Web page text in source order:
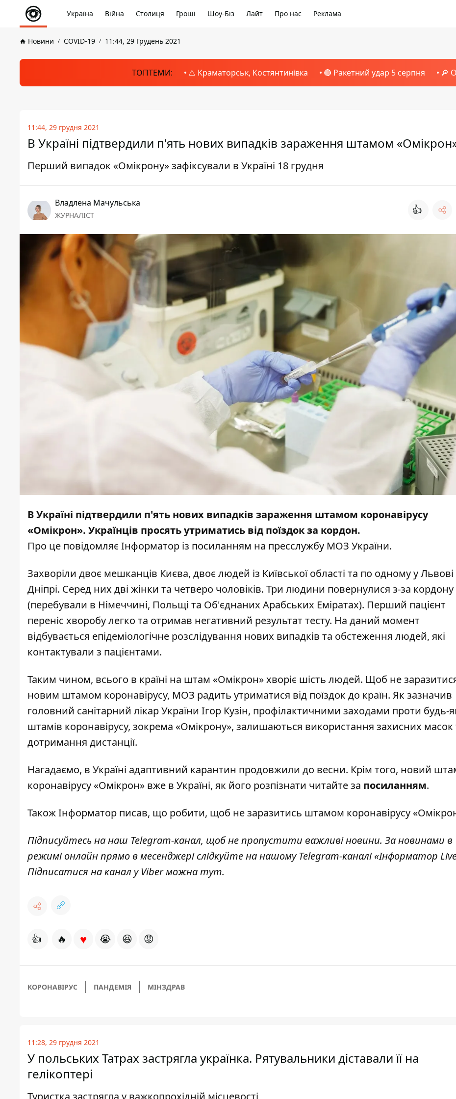
Україна Війна Столиця Гроші Шоу-Біз Лайт Про нас Реклама
Новини COVID-19 11:44, 29 Грудень 2021
ТОПТЕМИ: ⚠️ Краматорськ, Костянтинівка 🔴 Ракетний удар 5 серпня 🔎
11:44, 29 грудня 2021
В Україні підтвердили п'ять нових випадків зараження штамом
Перший випадок «Омікрону» зафіксували в Україні 18 грудня
Владлена Мачульська
ЖУРНАЛІСТ 👍
В Україні підтвердили п'ять нових випадків зараження штамом коронавірусу
«Омікрон». Українців просять утриматись від поїздок за кордон.
Про це повідомляє Інформатор із посиланням на пресслужбу МОЗ України.
Захворіли двоє мешканців Києва, двоє людей із Київської області та по одному у Львові
Дніпрі. Серед них дві жінки та четверо чоловіків. Три людини повернулися з-за кордону
(перебували в Німеччині, Польщі та Об'єднаних Арабських Еміратах). Перший пацієнт
переніс хворобу легко та отримав негативний результат тесту. На даний момент
відбувається епідеміологічне розслідування нових випадків та обстеження людей, які
контактували з пацієнтами.
Таким чином, всього в країні на штам «Омікрон» хворіє шість людей. Щоб не
новим штамом коронавірусу, МОЗ радить утриматися від поїздок до країн. Як зазначив
головний санітарний лікар України Ігор Кузін, профілактичними заходами проти будь-
штамів коронавірусу, зокрема «Омікрону», залишаються використання захисних масок
дотримання дистанції.
Нагадаємо, в Україні адаптивний карантин продовжили до весни. Крім того, новий
коронавірусу «Омікрон» вже в Україні, як його розпізнати читайте за посиланням.
ТакожІнформатор писав, що робити, щоб не заразитись штамом коронавірусу
Підписуйтесь на наш Telegram-канал, щоб не пропустити важливі новини. За новинами в
режимі онлайн прямо в месенджері слідкуйте на нашому Telegram-каналі «Інформатор
Підписатися на канал у Viber можнатут.
👍 🔥 ♥ 😭 😆 😡
КОРОНАВІРУС ПАНДЕМІЯ МІНЗДРАВ
11:28, 29 грудня 2021
У польських Татрах застрягла українка. Рятувальники діставали її на
гелікоптері